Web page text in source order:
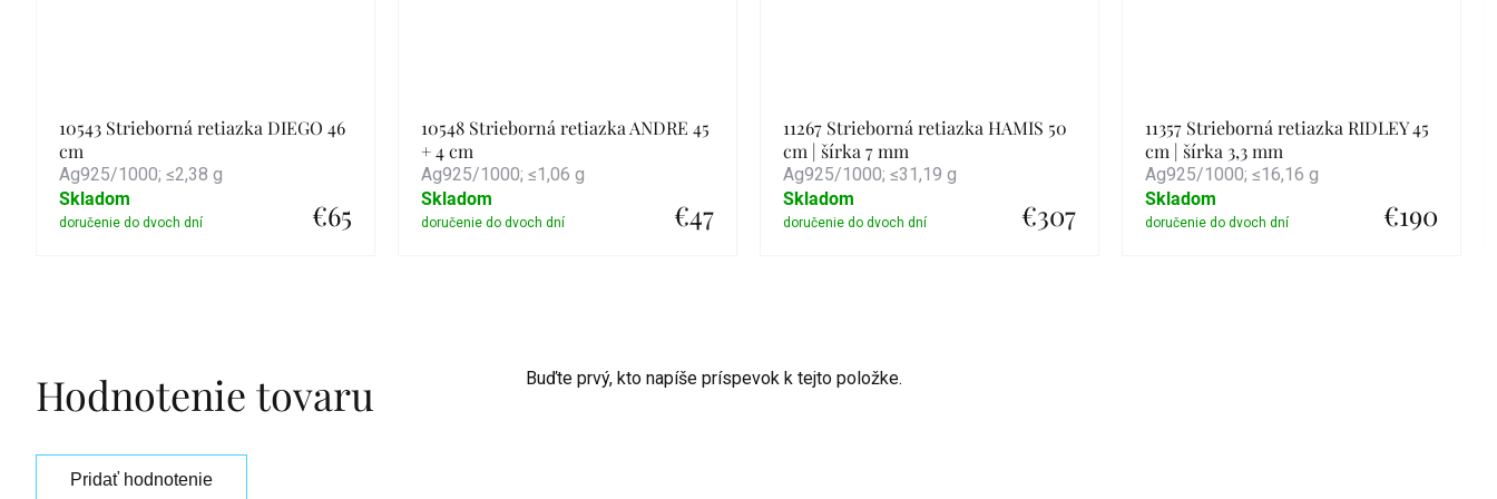
10543 Strieborná retiazka DIEGO 46
cm
Ag925/1000; ≤2,38 g
€65
Skladom
10548 Strieborná retiazka ANDRE 45
+ 4 cm
Ag925/1000; ≤1,06 g
€47
Skladom
11267 Strieborná retiazka HAMIS 50
cm | šírka 7 mm
Ag925/1000; ≤31,19 g
€307
Skladom
11357 Strieborná retiazka RIDLEY 45
cm | šírka 3,3 mm
Ag925/1000; ≤16,16 g
€190
Skladom
Hodnotenie tovaru Buďte prvý, kto napíše príspevok k tejto položke.
Pridať hodnotenie